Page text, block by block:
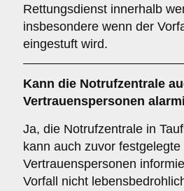
Rettungsdienst innerhalb
insbesondere wenn der
eingestuft wird.
Kann die Notrufzentrale
Vertrauenspersonen
Ja, die Notrufzentrale in
kann auch zuvor festgelegte
Vertrauenspersonen
Vorfall nicht